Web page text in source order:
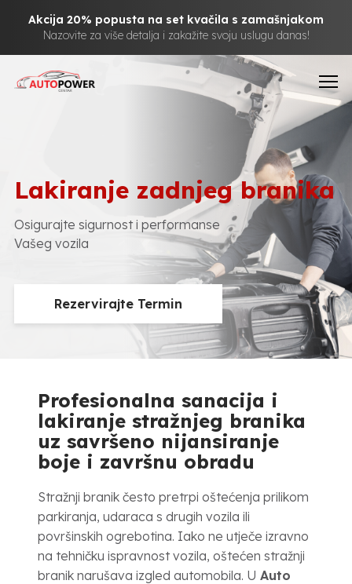
Akcija 20% popusta na set kvačila s zamašnjakom
Nazovite za više detalja i zakažite svoju uslugu danas!
Lakiranje zadnjeg branika
Osigurajte sigurnost i performanse
Vašeg vozila
Rezervirajte Termin
Profesionalna sanacija i
lakiranje stražnjeg branika
uz savršeno nijansiranje
boje i završnu obradu
Stražnji branik često pretrpi oštećenja prilikom
parkiranja, udaraca s drugih vozila ili
površinskih ogrebotina. Iako ne utječe izravno
na tehničku ispravnost vozila, oštećen stražnji
branik narušava izgled automobila. U Auto